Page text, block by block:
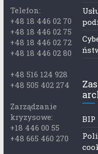
Telefon:
+48 18 446 02 70
+48 18 446 02 75
+48 18 446 02 72
+48 18 446 02 80
+48 516 124 928
+48 505 402 274
Zarządzanie
kryzysowe:
+18 446 00 55
+48 665 460 270
BIP